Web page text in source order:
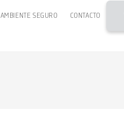
AMBIENTE SEGURO CONTACTO